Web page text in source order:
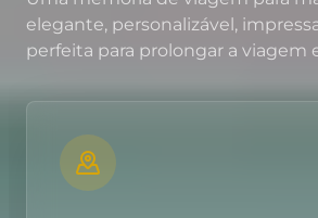
elegante, personalizável,
perfeita para prolongar a viagem